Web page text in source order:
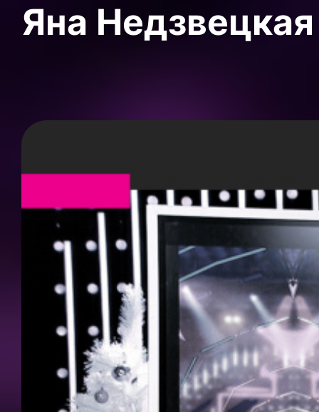
Яна Недзвецкая